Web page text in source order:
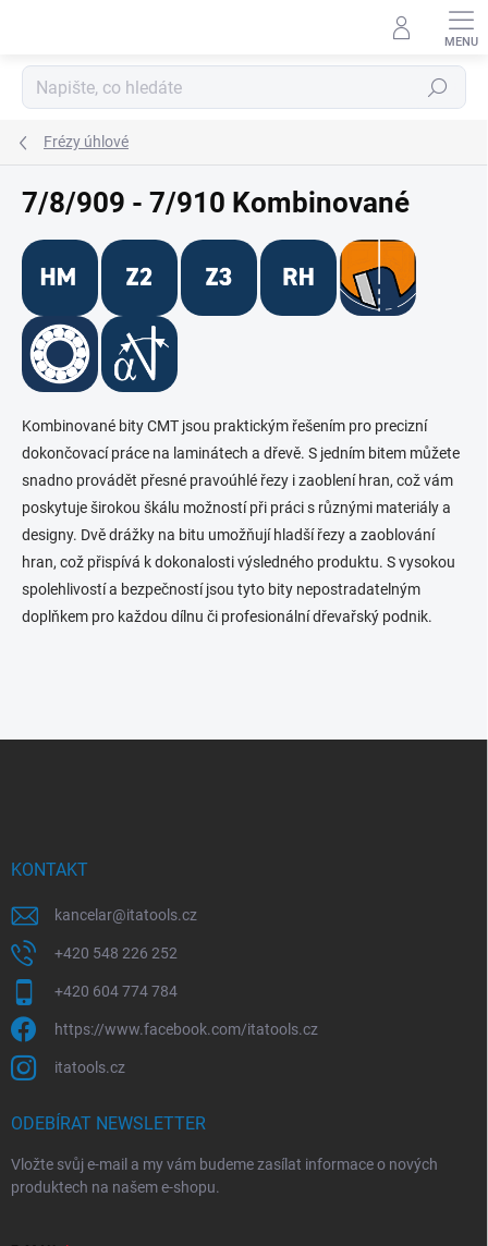
Hledat
Frézy úhlové
7/8/909 - 7/910 Kombinované
Kombinované bity CMT jsou praktickým řešením pro precizní
dokončovací práce na laminátech a dřevě. S jedním bitem můžete
snadno provádět přesné pravoúhlé řezy i zaoblení hran, což vám
poskytuje širokou škálu možností při práci s různými materiály a
designy. Dvě drážky na bitu umožňují hladší řezy a zaoblování
hran, což přispívá k dokonalosti výsledného produktu. S vysokou
spolehlivostí a bezpečností jsou tyto bity nepostradatelným
doplňkem pro každou dílnu či profesionální dřevařský podnik.
KONTAKT
kancelar@itatools.cz
+420 548 226 252
+420 604 774 784
https://www.facebook.com/itatools.cz
itatools.cz
ODEBÍRAT NEWSLETTER
Vložte svůj e-mail a my vám budeme zasílat informace o nových
produktech na našem e-shopu.